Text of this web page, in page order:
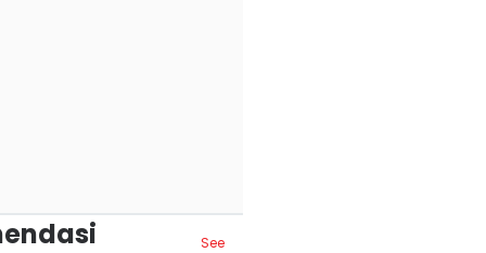
See